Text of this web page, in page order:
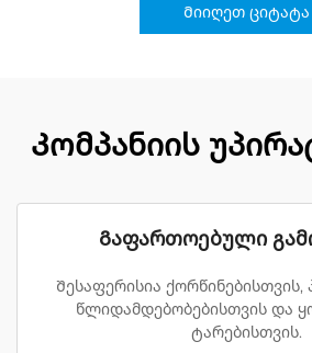
Მიიღეთ ციტატა
Კომპანიის
Გაფართოებული
Შესაფერისია ქორწინებისთვის,
წლიდამდებობებისთვის და
ტარებისთვის.